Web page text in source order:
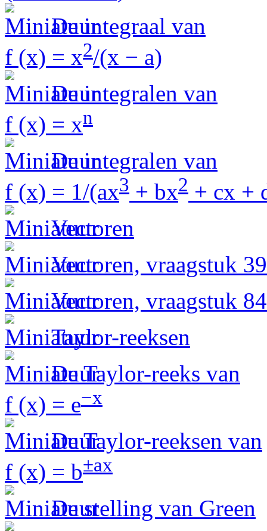
De integraal van
f (x) = x2/(x − a)
De integralen van
f (x) = xn
De integralen van
f (x) = 1/(ax3 + bx2 + cx +
Vectoren
Vectoren, vraagstuk 39
Vectoren, vraagstuk 84
Taylor-reeksen
De Taylor-reeks van
f (x) = e−x
De Taylor-reeksen van
f (x) = b±ax
De stelling van Green